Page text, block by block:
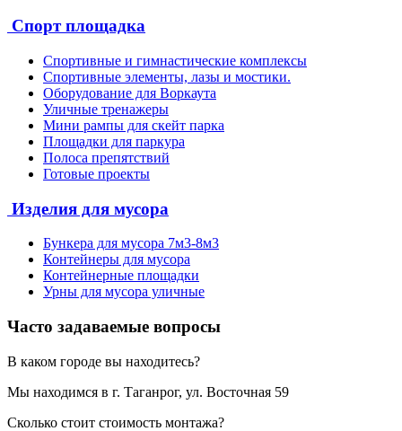
Спорт площадка
Спортивные и гимнастические комплексы
Спортивные элементы, лазы и мостики.
Оборудование для Воркаута
Уличные тренажеры
Мини рампы для скейт парка
Площадки для паркура
Полоса препятствий
Готовые проекты
Изделия для мусора
Бункера для мусора 7м3-8м3
Контейнеры для мусора
Контейнерные площадки
Урны для мусора уличные
Часто задаваемые вопросы
В каком городе вы находитесь?
Мы находимся в г. Таганрог, ул. Восточная 59
Сколько стоит стоимость монтажа?